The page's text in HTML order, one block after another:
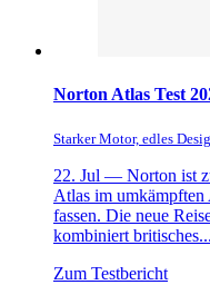
Norton Atlas Test
Starker Motor, edles
22. Jul — Norton ist
Atlas im umkämpften
fassen. Die neue
kombiniert britisches...
Zum Testbericht